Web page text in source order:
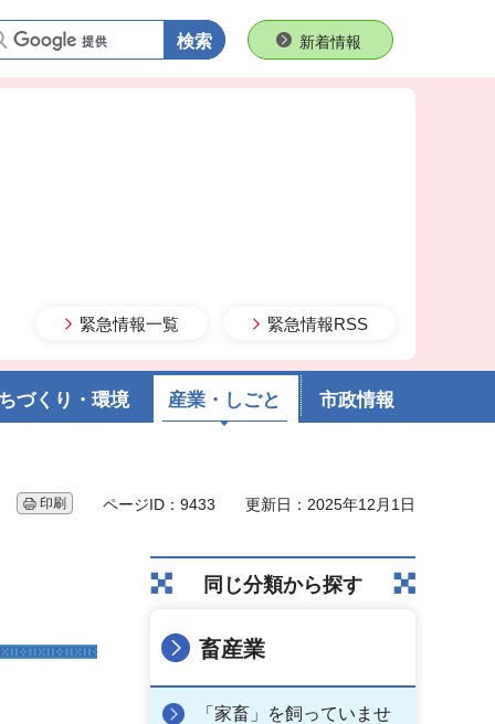
緊急情報一覧 緊急情報RSS
語句で検索新着情報
づくり・環境 産業・しごと 市政情報
印刷 ページID：9433 更新日：2025年12月1日
同じ分類から探す
畜産業
「家畜」を飼っていませ